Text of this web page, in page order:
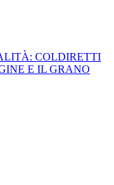
COLDIRETTI
E IL GRANO